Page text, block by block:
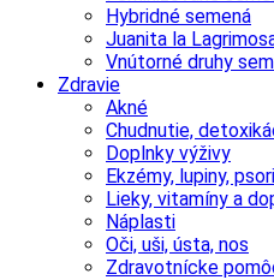
Hybridné semená
Juanita la
Vnútorné druhy
Zdravie
Akné
Chudnutie,
Doplnky výživy
Ekzémy, lupiny,
Lieky, vitamíny a
Náplasti
Oči, uši, ústa, nos
Zdravotnícke